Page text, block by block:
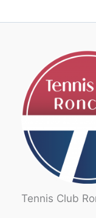
Tennis Club